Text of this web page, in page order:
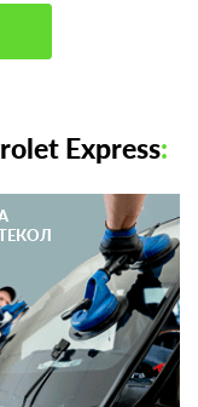
Express: